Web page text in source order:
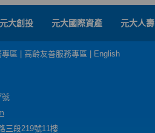
元大創投 元大國際資產 元大人壽
區 高齡友善服務專區 English
號
三段219號11樓